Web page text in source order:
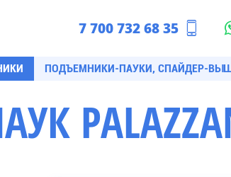
7 700 732 68 35
ПОДЪЕМНИКИ-ПАУКИ, СПАЙДЕР-